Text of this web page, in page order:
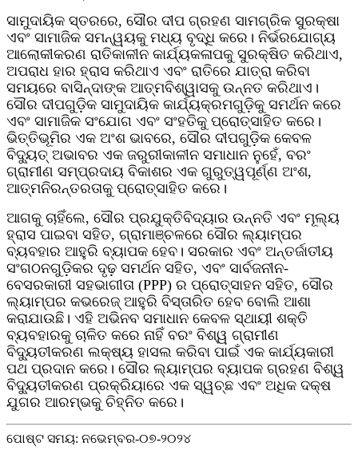
ସାମୁଦାୟିକ ସ୍ତରରେ, ସୌର ଦୀପ ଗ୍ରହଣ ସାମଗ୍ରିକ ସୁରକ୍ଷା
ଏବଂ ସାମାଜିକ ସମନ୍ୱୟକୁ ମଧ୍ୟ ବୃଦ୍ଧି କରେ। ନିର୍ଭରଯୋଗ୍ୟ
ଆଲୋକୀକରଣ ରାତିକାଳୀନ କାର୍ଯ୍ୟକଳାପକୁ ସୁରକ୍ଷିତ କରିଥାଏ,
ଅପରାଧ ହାର ହ୍ରାସ କରିଥାଏ ଏବଂ ରାତିରେ ଯାତ୍ରା କରିବା
ସମୟରେ ବାସିନ୍ଦାଙ୍କ ଆତ୍ମବିଶ୍ୱାସକୁ ଉନ୍ନତ କରିଥାଏ।
ସୌର ଦୀପଗୁଡ଼ିକ ସାମୁଦାୟିକ କାର୍ଯ୍ୟକ୍ରମଗୁଡ଼ିକୁ ସମର୍ଥନ କରେ
ଏବଂ ସାମାଜିକ ସଂଯୋଗ ଏବଂ ସଂହତିକୁ ପ୍ରୋତ୍ସାହିତ କରେ।
ଭିତ୍ତିଭୂମିର ଏକ ଅଂଶ ଭାବରେ, ସୌର ଦୀପଗୁଡ଼ିକ କେବଳ
ବିଦ୍ୟୁତ୍ ଅଭାବର ଏକ ଜରୁରୀକାଳୀନ ସମାଧାନ ନୁହେଁ, ବରଂ
ଗ୍ରାମୀଣ ସମ୍ପ୍ରଦାୟ ବିକାଶର ଏକ ଗୁରୁତ୍ୱପୂର୍ଣ୍ଣ ଅଂଶ,
ଆତ୍ମନିରନ୍ତରତାକୁ ପ୍ରୋତ୍ସାହିତ କରେ।
ଆଗକୁ ଚାହିଁଲେ, ସୌର ପ୍ରଯୁକ୍ତିବିଦ୍ୟାର ଉନ୍ନତି ଏବଂ ମୂଲ୍ୟ
ହ୍ରାସ ପାଇବା ସହିତ, ଗ୍ରାମାଞ୍ଚଳରେ ସୌର ଲ୍ୟାମ୍ପର
ବ୍ୟବହାର ଆହୁରି ବ୍ୟାପକ ହେବ। ସରକାର ଏବଂ ଅନ୍ତର୍ଜାତୀୟ
ସଂଗଠନଗୁଡ଼ିକର ଦୃଢ଼ ସମର୍ଥନ ସହିତ, ଏବଂ ସାର୍ବଜନୀନ-
ବେସରକାରୀ ସହଭାଗୀତା (PPP) ର ପ୍ରୋତ୍ସାହନ ସହିତ, ସୌର
ଲ୍ୟାମ୍ପର କଭରେଜ୍ ଆହୁରି ବିସ୍ତାରିତ ହେବ ବୋଲି ଆଶା
କରାଯାଉଛି। ଏହି ଅଭିନବ ସମାଧାନ କେବଳ ସ୍ଥାୟୀ ଶକ୍ତି
ବ୍ୟବହାରକୁ ଚାଳିତ କରେ ନାହିଁ ବରଂ ବିଶ୍ୱ ଗ୍ରାମୀଣ
ବିଦ୍ୟୁତୀକରଣ ଲକ୍ଷ୍ୟ ହାସଲ କରିବା ପାଇଁ ଏକ କାର୍ଯ୍ୟକାରୀ
ପଥ ପ୍ରଦାନ କରେ। ସୌର ଲ୍ୟାମ୍ପର ବ୍ୟାପକ ଗ୍ରହଣ ବିଶ୍ୱ
ବିଦ୍ୟୁତୀକରଣ ପ୍ରକ୍ରିୟାରେ ଏକ ସ୍ୱଚ୍ଛ ଏବଂ ଅଧିକ ଦକ୍ଷ
ଯୁଗର ଆରମ୍ଭକୁ ଚିହ୍ନିତ କରେ।
ପୋଷ୍ଟ ସମୟ: ନଭେମ୍ବର-୦୭-୨୦୨୪